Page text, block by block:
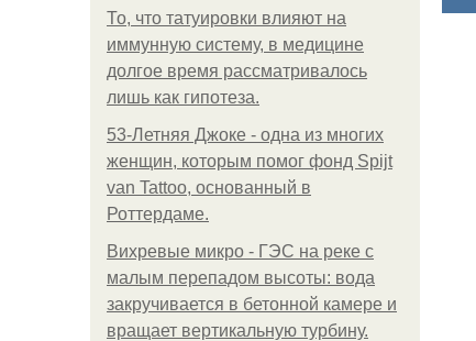
То, что татуировки влияют на
иммунную систему, в медицине
долгое время рассматривалось
лишь как гипотеза.
53-Летняя Джоке - одна из многих
женщин, которым помог фонд Spijt
van Tattoo, основанный в
Роттердаме.
Вихревые микро - ГЭС на реке с
малым перепадом высоты: вода
закручивается в бетонной камере и
вращает вертикальную турбину.